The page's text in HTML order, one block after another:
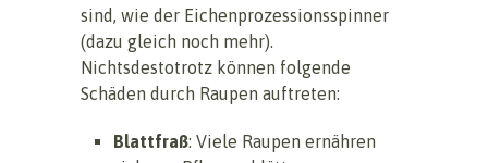
sind, wie der Eichenprozessionsspinner
(dazu gleich noch mehr).
Nichtsdestotrotz können folgende
Schäden durch Raupen auftreten:
Blattfraß: Viele Raupen ernähren